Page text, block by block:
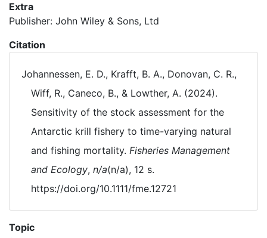
Extra
Publisher: John Wiley & Sons, Ltd
Citation
Johannessen, E. D., Krafft, B. A., Donovan, C. R.,
Wiff, R., Caneco, B., & Lowther, A. (2024).
Sensitivity of the stock assessment for the
Antarctic krill fishery to time-varying natural
and fishing mortality. Fisheries Management
and Ecology, n/a(n/a), 12 s.
https://doi.org/10.1111/fme.12721
Topic